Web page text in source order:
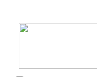
content